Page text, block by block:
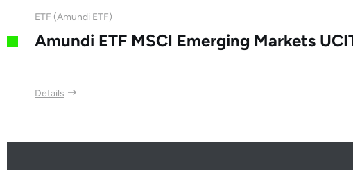
Credicorp Ltd
ETF (Amundi ETF)
Amundi ETF MSCI Emerging Markets
Details